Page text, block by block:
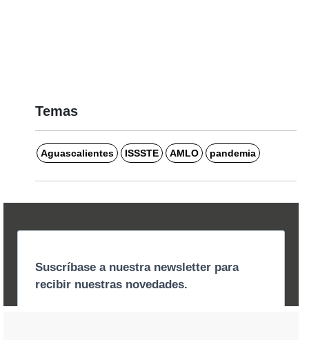
Temas
Aguascalientes ISSSTE AMLO pandemia